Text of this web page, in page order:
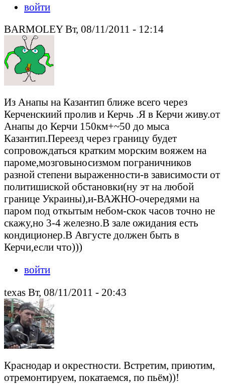
войти
BARMOLEY Вт, 08/11/2011 - 12:14
Из Анапы на Казантип ближе всего через
Керченскиий пролив и Керчь .Я в Керчи живу.от
Анапы до Керчи 150км+~50 до мыса
Казантип.Переезд через границу будет
сопровождаться кратким морским вояжем на
пароме,мозговыносизмом пограничников
разной степени выраженности-в зависимости от
политишиской обстановки(ну эт на любой
границе Украины),и-ВАЖНО-очередями на
паром под откытым небом-скок часов точно не
скажу,но 3-4 железно.В зале ожидания есть
кондиционер.В Августе должен быть в
Керчи,если что)))
войти
texas Вт, 08/11/2011 - 20:43
Краснодар и окрестности. Встретим, приютим,
отремонтируем, покатаемся, по пьём))!